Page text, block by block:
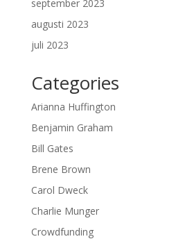
september 2023
augusti 2023
juli 2023
Categories
Arianna Huffington
Benjamin Graham
Bill Gates
Brene Brown
Carol Dweck
Charlie Munger
Crowdfunding